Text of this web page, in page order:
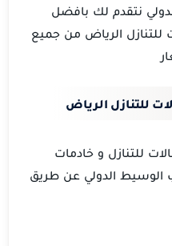
نتقدم لك بافضل
الرياض من جميع
للتنازل الرياض
للتنازل و خادمات
الوسيط الدولي عن طريق